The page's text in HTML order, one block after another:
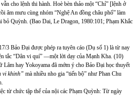
cho lệnh thi hành. Hoè bèn thảo một “Chỉ” [lệnh ở
âm mưu cùng nhóm “Nghệ An đồng châu phổ” làm
bỏ Quỳnh. (Bao Dai, Le Dragon, 1980:101; Phạm Khắc
3 Bảo Đại được phép ra tuyên cáo (Dụ số 1) là từ nay
tắc “Dân vi quí” —một lời dạy của Mạnh Kha. (10)
Lâm hay Yokoyama đã mớm ý cho Bảo Đại học thuyết
vi khinh” mà nhiều nho gia “tiến bộ” như Phan Chu
từ chức tập thể của nội các Phạm Quỳnh: Từ ngày